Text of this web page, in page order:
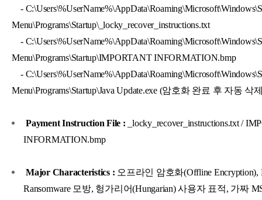
-
Menu\Programs\Startup\_locky_recover_instructions.txt
-
Menu\Programs\Startup\IMPORTANT INFORMATION.bmp
-
Menu\Programs\Startup\Java Update.exe (암호화 완료 후 자동 삭
Payment Instruction File : _locky_recover_instructions.txt /
INFORMATION.bmp
Major Characteristics : 오프라인 암호화(Offline Encryption),
Ransomware 모방, 헝가리어(Hungarian) 사용자 표적, 가짜